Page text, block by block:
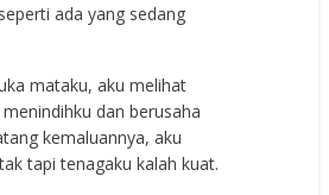
ada yang sedang
mataku, aku melihat
dan berusaha
kemaluannya, aku
tapi tenagaku kalah kuat.